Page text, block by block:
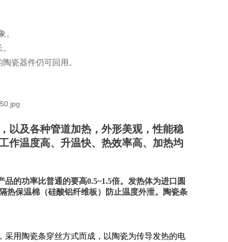
。
。
瓷器件仍可回用。
以及各种管道加热，外形美观，性能稳
作温度高、升温快、热效率高、加热均
的功率比普通的要高0.5~1.5倍。发热体为进口圆
热保温棉（硅酸铝纤维板）防止温度外泄。陶瓷条
用陶瓷条穿丝方式而成，以陶瓷为传导发热的电